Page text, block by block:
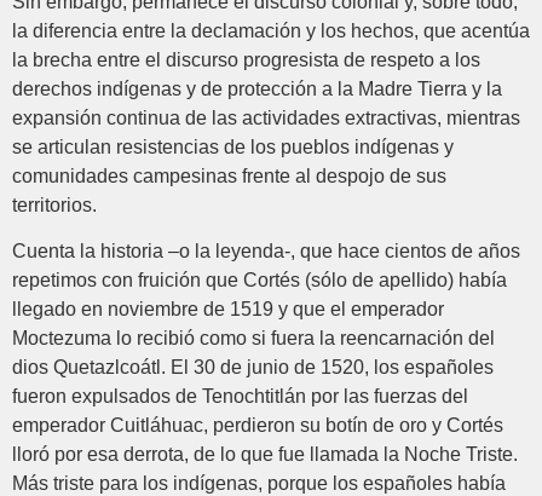
la diferencia entre la declamación y los hechos, que acentúa
la brecha entre el discurso progresista de respeto a los
derechos indígenas y de protección a la Madre Tierra y la
expansión continua de las actividades extractivas, mientras
se articulan resistencias de los pueblos indígenas y
comunidades campesinas frente al despojo de sus
territorios.
Cuenta la historia –o la leyenda-, que hace cientos de años
repetimos con fruición que Cortés (sólo de apellido) había
llegado en noviembre de 1519 y que el emperador
Moctezuma lo recibió como si fuera la reencarnación del
dios Quetazlcoátl. El 30 de junio de 1520, los españoles
fueron expulsados de Tenochtitlán por las fuerzas del
emperador Cuitláhuac, perdieron su botín de oro y Cortés
lloró por esa derrota, de lo que fue llamada la Noche Triste.
Más triste para los indígenas, porque los españoles había